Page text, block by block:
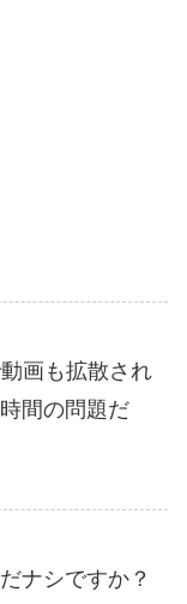
画も拡散され
間の問題だ
ナシですか？